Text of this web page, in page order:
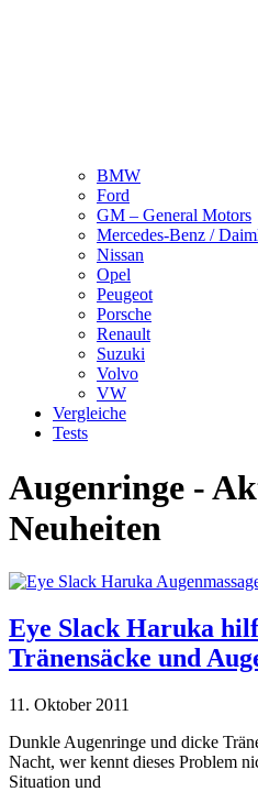
BMW
Ford
GM – General Motors
Mercedes-Benz /
Nissan
Opel
Peugeot
Porsche
Renault
Suzuki
Volvo
VW
Vergleiche
Tests
Augenringe -
Neuheiten
Eye Slack Haruka
Tränensäcke und
11. Oktober 2011
Dunkle Augenringe und dicke
Nacht, wer kennt dieses Problem
Situation und